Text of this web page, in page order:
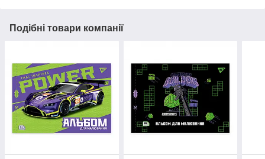
Подібні товари компанії